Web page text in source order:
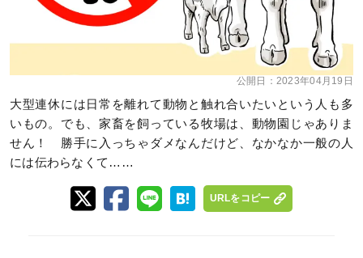
公開日： 2023年04月19日
大型連休には日常を離れて動物と触れ合いたいという人も多
いもの。でも、家畜を飼っている牧場は、動物園じゃありま
せん！ 勝手に入っちゃダメなんだけど、なかなか一般の人
には伝わらなくて……
URLをコピー